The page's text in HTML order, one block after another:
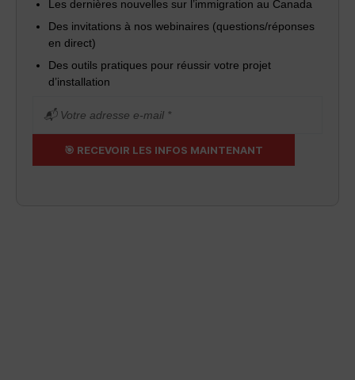
Les dernières nouvelles sur l’immigration au Canada
Des invitations à nos webinaires (questions/réponses
en direct)
Des outils pratiques pour réussir votre projet
d’installation